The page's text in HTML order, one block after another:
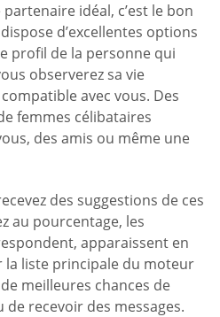
idéal, c’est le bon
d’excellentes options
profil de la personne qui
observerez sa vie
avec vous. Des
femmes célibataires
des amis ou même une
des suggestions de ces
au pourcentage, les
apparaissent en
la liste principale du moteur
meilleures chances de
recevoir des messages.